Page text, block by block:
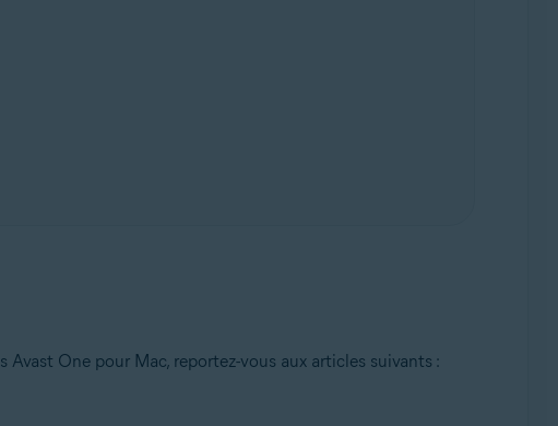
Avast One pour Mac, reportez-vous aux articles suivants :